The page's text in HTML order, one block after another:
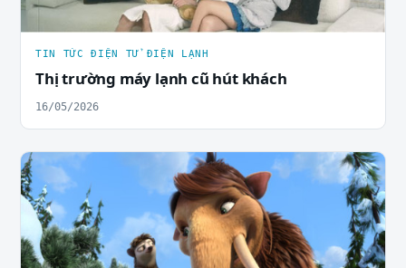
TIN TỨC ĐIỆN TỬ ĐIỆN LẠNH
Thị trường máy lạnh cũ hút khách
16/05/2026